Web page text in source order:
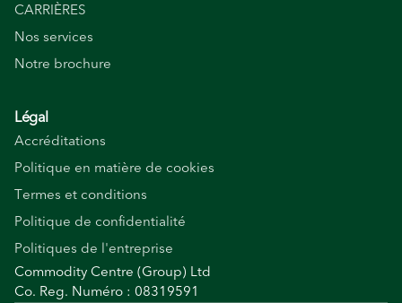
CARRIÈRES
Nos services
Notre brochure
Légal
Accréditations
Politique en matière de cookies
Termes et conditions
Politique de confidentialité
Politiques de l'entreprise
Commodity Centre (Group) Ltd
Co. Reg. Numéro : 08319591